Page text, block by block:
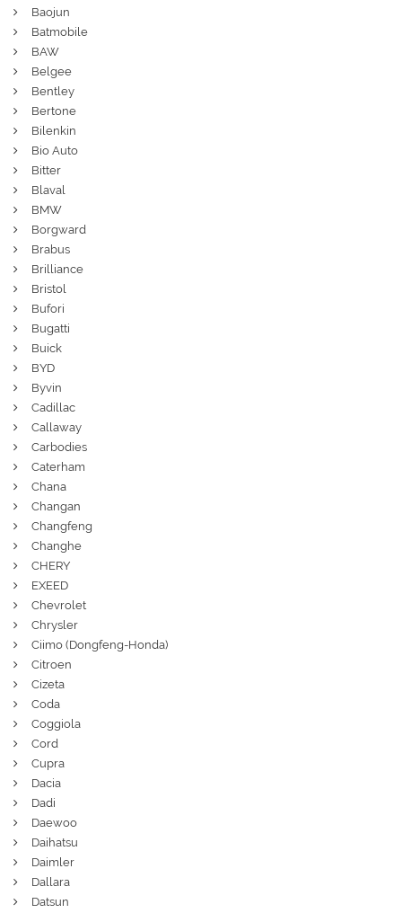
Baojun
Batmobile
BAW
Belgee
Bentley
Bertone
Bilenkin
Bio Auto
Bitter
Blaval
BMW
Borgward
Brabus
Brilliance
Bristol
Bufori
Bugatti
Buick
BYD
Byvin
Cadillac
Callaway
Carbodies
Caterham
Chana
Changan
Changfeng
Changhe
CHERY
EXEED
Chevrolet
Chrysler
Ciimo (Dongfeng-Honda)
Citroen
Cizeta
Coda
Coggiola
Cord
Cupra
Dacia
Dadi
Daewoo
Daihatsu
Daimler
Dallara
Datsun